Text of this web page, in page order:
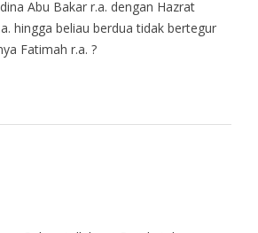
Abu Bakar r.a. dengan Hazrat
hingga beliau berdua tidak bertegur
Fatimah r.a. ?